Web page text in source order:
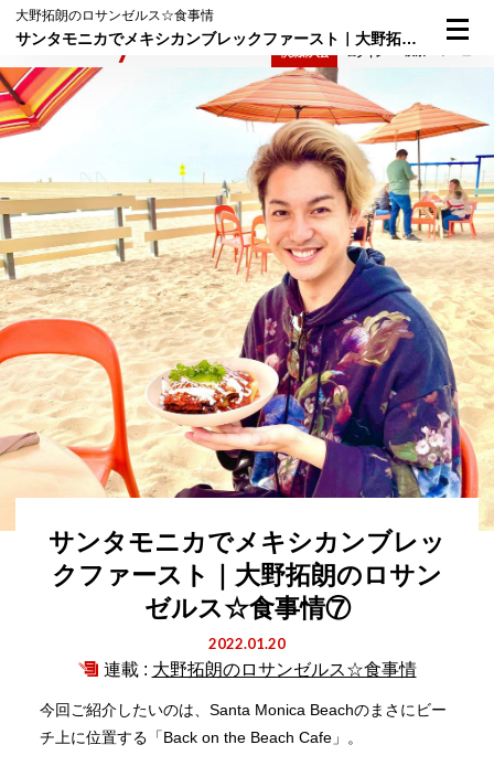
大野拓朗のロサンゼルス☆食事情
サンタモニカでメキシカンブレックファースト｜大野拓朗のロサンゼルス☆食事情⑦
サンタモニカでメキシカンブレッ
クファースト｜大野拓朗のロサン
ゼルス☆食事情⑦
2022.01.20
連載 : 大野拓朗のロサンゼルス☆食事情
今回ご紹介したいのは、Santa Monica Beachのまさにビー
チ上に位置する「Back on the Beach Cafe」。